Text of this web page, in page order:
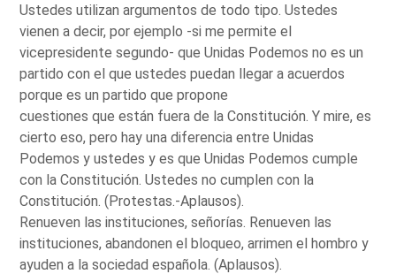
Ustedes utilizan argumentos de todo tipo. Ustedes
vienen a decir, por ejemplo -si me permite el
vicepresidente segundo- que Unidas Podemos no es un
partido con el que ustedes puedan llegar a acuerdos
porque es un partido que propone
cuestiones que están fuera de la Constitución. Y mire, es
cierto eso, pero hay una diferencia entre Unidas
Podemos y ustedes y es que Unidas Podemos cumple
con la Constitución. Ustedes no cumplen con la
Constitución. (Protestas.-Aplausos).
Renueven las instituciones, señorías. Renueven las
instituciones, abandonen el bloqueo, arrimen el hombro y
ayuden a la sociedad española. (Aplausos).